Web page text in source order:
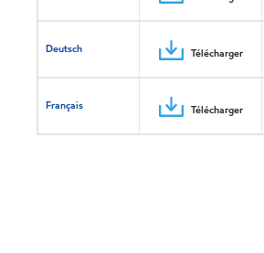
Deutsch Télécharger
Français Télécharger